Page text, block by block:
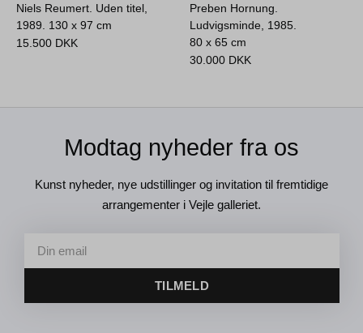
Niels Reumert. Uden titel,
1989. 130 x 97 cm
15.500 DKK
Preben Hornung.
Ludvigsminde, 1985.
80 x 65 cm
30.000 DKK
Modtag nyheder fra os
Kunst nyheder, nye udstillinger og invitation til fremtidige
arrangementer i Vejle galleriet.
TILMELD